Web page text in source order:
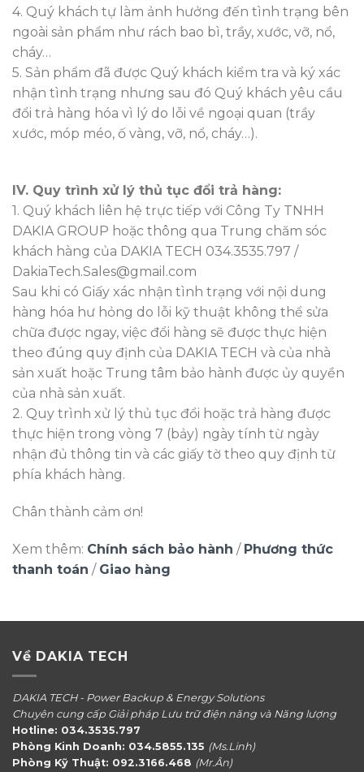
4. Quý khách tự làm ảnh hưởng đến tình trạng bên
ngoài sản phẩm như rách bao bì, trầy, xước, vỡ, nổ,
cháy…
5. Sản phẩm đã được Quý khách kiểm tra và ký xác
nhận tình trạng nhưng sau đó Quý khách yêu cầu
đổi trả hàng hóa vì lý do lỗi về ngoại quan (trầy
xước, móp méo, ố vàng, vỡ, nổ, cháy…).
IV. Quy trình xử lý thủ tục đổi trả hàng:
1. Quý khách liên hệ trực tiếp với Công Ty TNHH
DAKIA GROUP hoặc thông qua Trung chăm sóc
khách hàng của DAKIA TECH 034.3535.797 /
DakiaTech.Sales@gmail.com
Sau khi có Giấy xác nhận tình trạng với nội dung
hàng hóa hư hỏng do lỗi kỹ thuật không thể sửa
chữa được ngay, việc đổi hàng sẽ được thực hiện
theo đúng quy định của DAKIA TECH và của nhà
sản xuất hoặc Trung tâm bảo hành được ủy quyền
của nhà sản xuất.
2. Quy trình xử lý thủ tục đổi hoặc trả hàng được
thực hiện trong vòng 7 (bảy) ngày tính từ ngày
nhận đủ thông tin và các giấy tờ theo quy định từ
phía khách hàng.
Chân thành cảm ơn!
Xem thêm: Chính sách bảo hành / Phương thức
thanh toán / Giao hàng
Về DAKIA TECH
DAKIA TECH - Power Backup & Energy Solutions
Chuyên cung cấp Giải pháp Lưu trữ điện năng và Năng lượng
Hotline: 034.3535.797
Phòng Kinh Doanh: 034.5855.135 (Ms.Linh)
Phòng Kỹ Thuật: 092.3166.468 (Mr.Ân)